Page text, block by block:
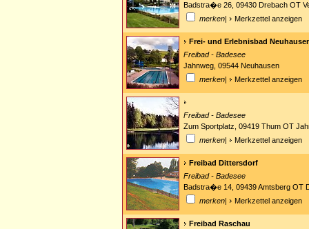
Badstra�e 26, 09430 Drebach OT
merken| Merkzettel anzeigen
Frei- und Erlebnisbad
Freibad - Badesee
Jahnweg, 09544 Neuhausen
merken| Merkzettel anzeigen
Freibad - Badesee
Zum Sportplatz, 09419 Thum OT
merken| Merkzettel anzeigen
Freibad Dittersdorf
Freibad - Badesee
Badstra�e 14, 09439 Amtsberg OT
merken| Merkzettel anzeigen
Freibad Raschau